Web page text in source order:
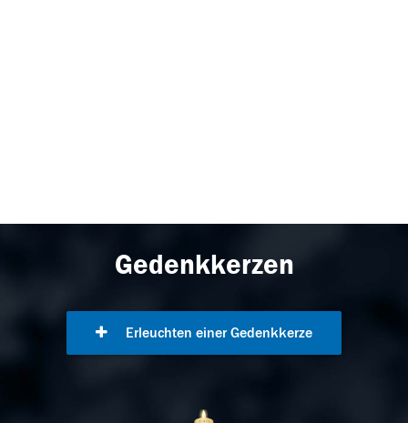
Gedenkkerzen
Erleuchten einer Gedenkkerze